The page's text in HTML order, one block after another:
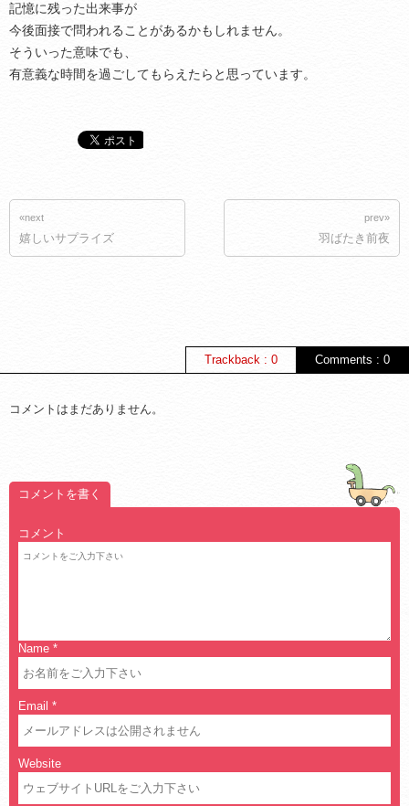
記憶に残った出来事が
今後面接で問われることがあるかもしれません。
そういった意味でも、
有意義な時間を過ごしてもらえたらと思っています。
«next
嬉しいサプライズ
prev»
羽ばたき前夜
Comments : 0
Trackback : 0
コメントはまだありません。
コメントを書く
コメント
Name *
Email *
Website